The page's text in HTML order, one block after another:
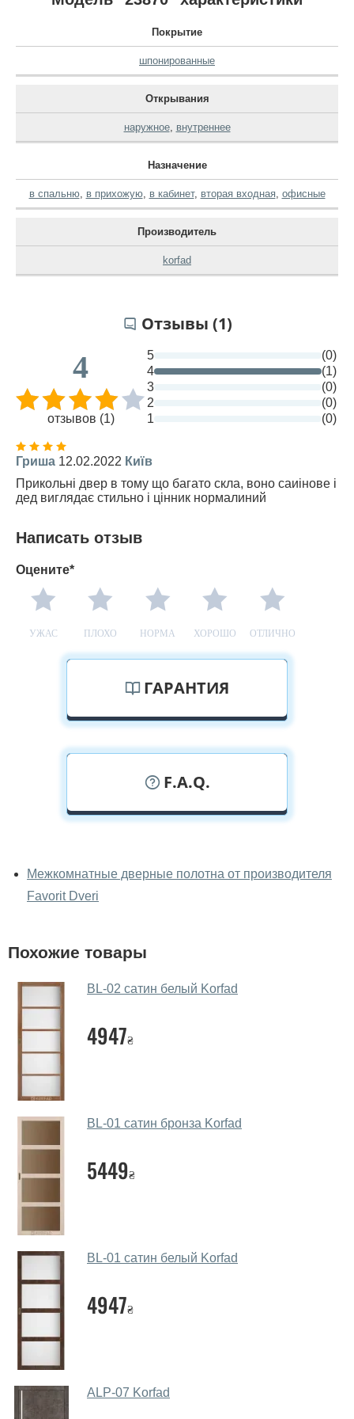
Покрытие
шпонированные
Открывания
наружное, внутреннее
Назначение
в спальню, в прихожую, в кабинет, вторая входная, офисные
Производитель
korfad
Отзывы (1)
4
отзывов (1)
5
(0)
4
(1)
3
(0)
2
(0)
1
(0)
Гриша 12.02.2022 Київ
Прикольні двер в тому що багато скла, воно саиінове і
дед виглядає стильно і цінник нормалиний
Написать отзыв
Оцените*
УЖАС ПЛОХО НОРМА ХОРОШО ОТЛИЧНО
ГАРАНТИЯ
F.A.Q.
полотна вживую?
Да, можно посмотреть дверные полотна в нашем
У вас большой магазин?
Помогаете ли вы выбрать дверные
Да. Мы консультируем покупателей
через мессенджеры, онлайн чат или непосредственно
в нашем салоне-магазине.
Какие основные особенности и
преимущества ваших межкомнатных
из евробруса (собственной сушки), который
покрывается МДФ накладками толщиной 20 мм.
выходит очень крепкой и надежной.
Какие дверные полотна посоветуете?
параметров, Вашего бюджета и других факторов.
Подбор дверных полотен ведется индивидуально для
Межкомнатные дверные полотна от производителя
Favorit Dveri
Похожие товары
BL-02 сатин белый Korfad
4947₴
BL-01 сатин бронза Korfad
5449₴
BL-01 сатин белый Korfad
4947₴
ALP-07 Korfad